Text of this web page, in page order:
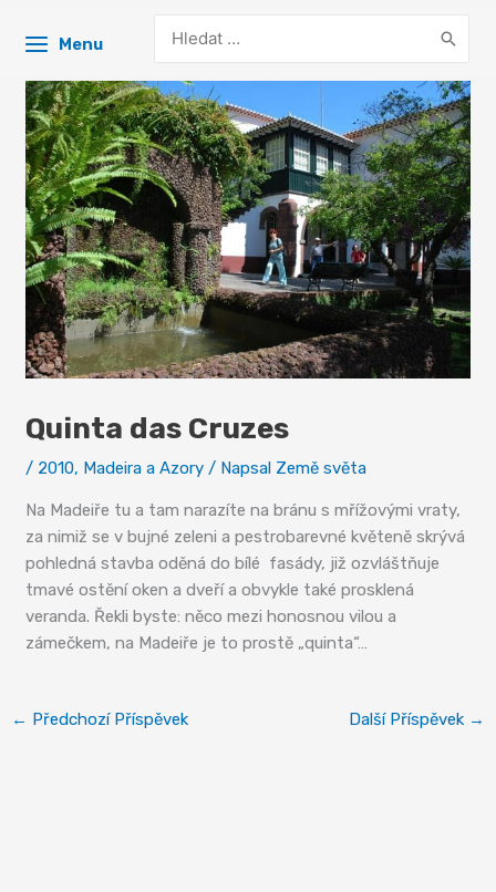
Menu
for:
Quinta das Cruzes
/ 2010, Madeira a Azory / Napsal Země světa
Na Madeiře tu a tam narazíte na bránu s mřížovými vraty,
za nimiž se v bujné zeleni a pestrobarevné květeně skrývá
pohledná stavba oděná do bílé fasády, již ozvláštňuje
tmavé ostění oken a dveří a obvykle také prosklená
veranda. Řekli byste: něco mezi honosnou vilou a
zámečkem, na Madeiře je to prostě „quinta“…
← Předchozí Příspěvek Další Příspěvek →